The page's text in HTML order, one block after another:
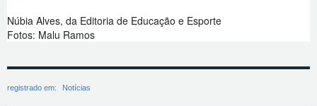
Núbia Alves, da Editoria de Educação e Esporte
Fotos: Malu Ramos
registrado em: Notícias